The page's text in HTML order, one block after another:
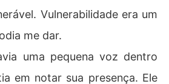
Vulnerabilidade era um
me dar.
uma pequena voz dentro
em notar sua presença. Ele